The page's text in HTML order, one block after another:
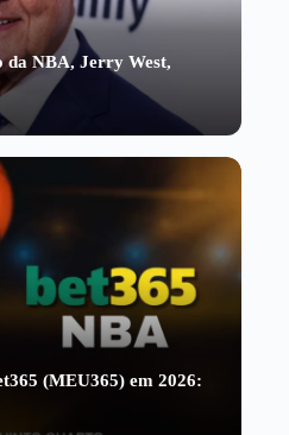
da NBA, Jerry West,
(MEU365) em 2026: